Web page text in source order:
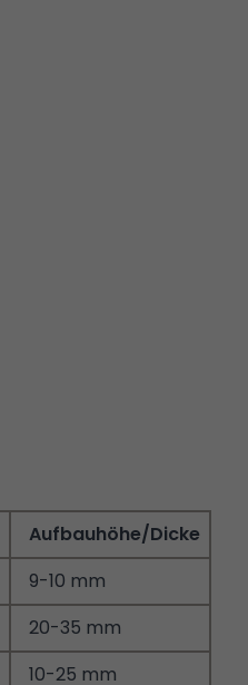
Aufbauhöhe/Dicke
9-10 mm
20-35 mm
10-25 mm